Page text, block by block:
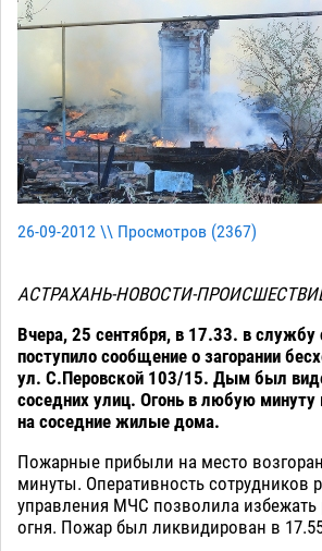
26-09-2012 \\ Просмотров (2367)
АСТРАХАНЬ-НОВОСТИ-
Вчера, 25 сентября, в 17.33. в службу
поступило сообщение о загорании
ул. С.Перовской 103/15. Дым был
соседних улиц. Огонь в любую минуту
на соседние жилые дома.
Пожарные прибыли на место
минуты. Оперативность сотрудников
управления МЧС позволила избежать
огня. Пожар был ликвидирован в